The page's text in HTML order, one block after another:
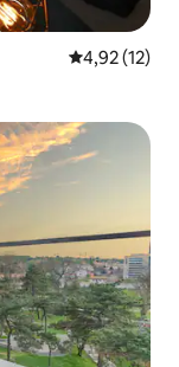
Évaluation
4,92 (12)